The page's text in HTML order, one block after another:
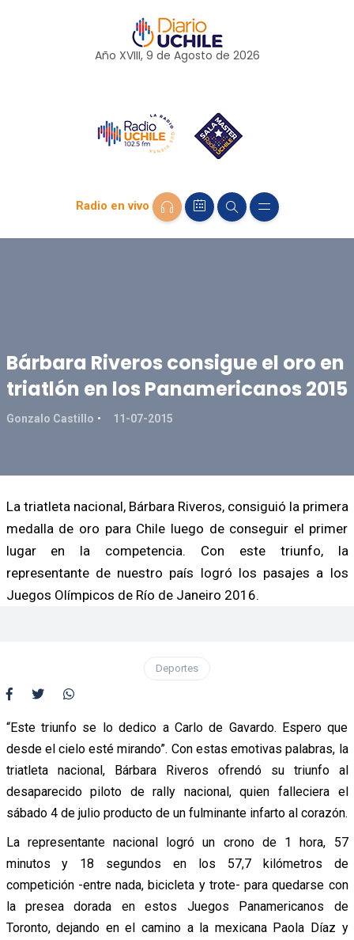
Año XVIII, 9 de Agosto de 2026
Radio en vivo
Bárbara Riveros consigue el oro en
triatlón en los Panamericanos 2015
Gonzalo Castillo 11-07-2015
La triatleta nacional, Bárbara Riveros, consiguió la primera
medalla de oro para Chile luego de conseguir el primer
lugar en la competencia. Con este triunfo, la
representante de nuestro país logró los pasajes a los
Juegos Olímpicos de Río de Janeiro 2016.
Deportes
“Este triunfo se lo dedico a Carlo de Gavardo. Espero que
desde el cielo esté mirando”. Con estas emotivas palabras, la
triatleta nacional, Bárbara Riveros ofrendó su triunfo al
desaparecido piloto de rally nacional, quien falleciera el
sábado 4 de julio producto de un fulminante infarto al corazón.
La representante nacional logró un crono de 1 hora, 57
minutos y 18 segundos en los 57,7 kilómetros de
competición -entre nada, bicicleta y trote- para quedarse con
la presea dorada en estos Juegos Panamericanos de
Toronto, dejando en el camino a la mexicana Paola Díaz y